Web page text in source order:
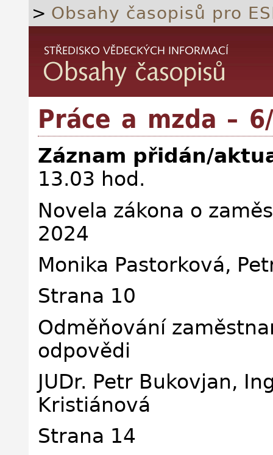
> Obsahy časopisů pro
Práce a mzda –
Záznam přidán/
13.03 hod.
Novela zákona o
2024
Monika Pastorková,
Strana 10
Odměňování
odpovědi
JUDr. Petr Bukovjan,
Kristiánová
Strana 14